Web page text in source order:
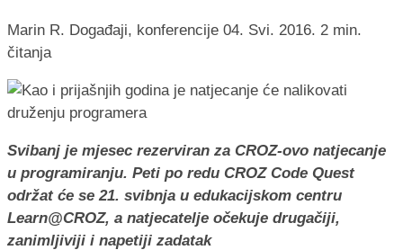
Marin R. Događaji, konferencije 04. Svi. 2016. 2 min.
čitanja
Svibanj je mjesec rezerviran za CROZ-ovo natjecanje
u programiranju. Peti po redu CROZ Code Quest
održat će se 21. svibnja u edukacijskom centru
Learn@CROZ, a natjecatelje očekuje drugačiji,
zanimljiviji i napetiji zadatak